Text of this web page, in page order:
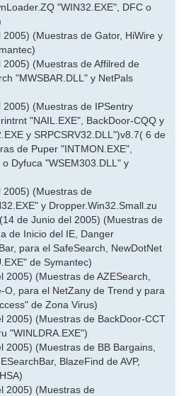
"WIN32.EXE", DFC o
2005) (Muestras de Gator, HiWire y
2005) (Muestras de Affilred de
"MWSBAR.DLL" y NetPals
2005) (Muestras de IPSentry
"NAIL.EXE", BackDoor-CQQ y
y SRPCSRV32.DLL")v8.7( 6 de
de Puper "INTMON.EXE",
Dyfuca "WSEM303.DLL" y
2005) (Muestras de
y Dropper.Win32.Small.zu
de Junio del 2005) (Muestras de
de Inicio del IE, Danger
para el SafeSearch, NewDotNet
de Symantec)
2005) (Muestras de AZESearch,
O, para el NetZany de Trend y para
de Zona Virus)
2005) (Muestras de BackDoor-CCT
"WINLDRA.EXE")
2005) (Muestras de BB Bargains,
BlazeFind de AVP,
2005) (Muestras de